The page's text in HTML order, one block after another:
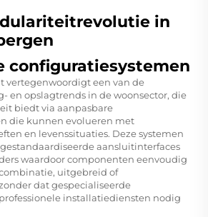
in
configuratiesystemen
vertegenwoordigt een van de
en opslagtrends in de woonsector, die
biedt via aanpasbare
die kunnen evolueren met
en levenssituaties. Deze systemen
aansluitinterfaces
waardoor componenten eenvoudig
uitgebreid of
dat gespecialiseerde
installatiediensten nodig